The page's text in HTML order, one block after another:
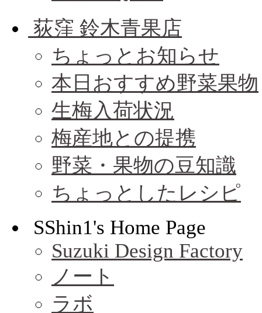
荻窪 鈴木青果店
ちょっとお知らせ
本日おすすめ野菜果物
生梅入荷状況
梅産地との提携
野菜・果物の豆知識
ちょっとしたレシピ
SShin1's Home Page
Suzuki Design Factory
ノート
ラボ